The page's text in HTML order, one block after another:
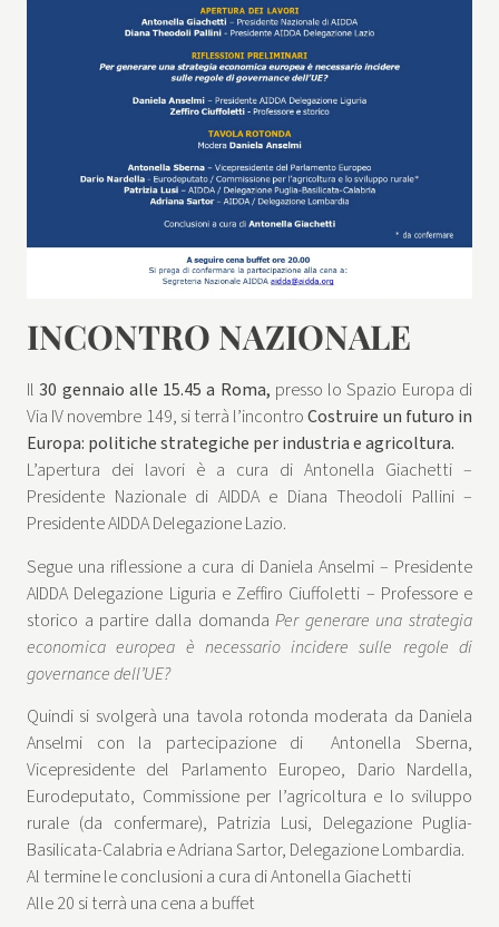
INCONTRO NAZIONALE
Il30 gennaio alle 15.45 a Roma, presso lo Spazio Europa di
Via IV novembre 149, si terrà l’incontroCostruire un futuro in
Europa: politiche strategiche per industria e agricoltura.
L’apertura dei lavori è a cura di Antonella Giachetti –
Presidente Nazionale di AIDDA e Diana Theodoli Pallini –
Presidente AIDDA Delegazione Lazio.
Segue una riflessione a cura di Daniela Anselmi – Presidente
AIDDA Delegazione Liguria e Zeffiro Ciuffoletti – Professore e
storico a partire dalla domandaPer generare una strategia
economica europea è necessario incidere sulle regole di
governance dell’UE?
Quindi si svolgerà una tavola rotonda moderata da Daniela
Anselmi con la partecipazione di Antonella Sberna,
Vicepresidente del Parlamento Europeo, Dario Nardella,
Eurodeputato, Commissione per l’agricoltura e lo sviluppo
rurale (da confermare), Patrizia Lusi, Delegazione Puglia-
Basilicata-Calabria e Adriana Sartor, Delegazione Lombardia.
Al termine le conclusioni a cura di Antonella Giachetti
Alle 20 si terrà una cena a buffet